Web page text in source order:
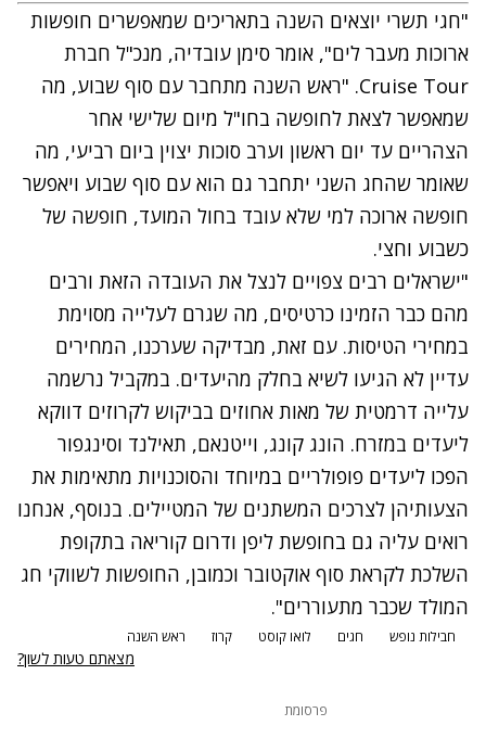
"חגי תשרי יוצאים השנה בתאריכים שמאפשרים חופשות
ארוכות מעבר לים", אומר סימן עובדיה, מנכ"ל חברת
Cruise Tour. "ראש השנה מתחבר עם סוף שבוע, מה
שמאפשר לצאת לחופשה בחו"ל מיום שלישי אחר
הצהריים עד יום ראשון וערב סוכות יצוין ביום רביעי, מה
שאומר שהחג השני יתחבר גם הוא עם סוף שבוע ויאפשר
חופשה ארוכה למי שלא עובד בחול המועד, חופשה של
כשבוע וחצי.
"ישראלים רבים צפויים לנצל את העובדה הזאת ורבים
מהם כבר הזמינו כרטיסים, מה שגרם לעלייה מסוימת
במחירי הטיסות. עם זאת, מבדיקה שערכנו, המחירים
עדיין לא הגיעו לשיא בחלק מהיעדים. במקביל נרשמה
עלייה דרמטית של מאות אחוזים בביקוש לקרוזים דווקא
ליעדים במזרח. הונג קונג, וייטנאם, תאילנד וסינגפור
הפכו ליעדים פופולריים במיוחד והסוכנויות מתאימות את
הצעותיהן לצרכים המשתנים של המטיילים. בנוסף, אנחנו
רואים עליה גם בחופשת ליפן ודרום קוריאה בתקופת
השלכת לקראת סוף אוקטובר וכמובן, החופשות לשווקי חג
המולד שכבר מתעוררים".
חבילות נופש חגים לואו קוסט קרוז ראש השנה
מצאתם טעות לשון?
פרסומת